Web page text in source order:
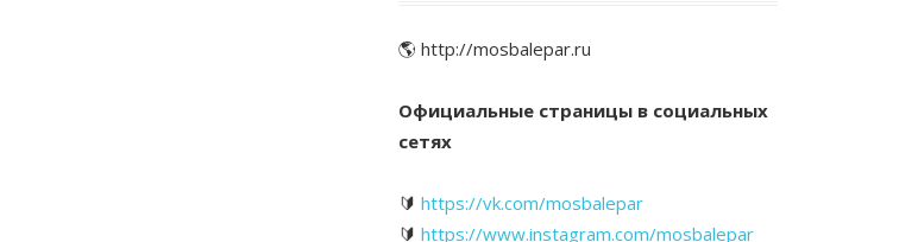
🌎 http://mosbalepar.ru
Официальные страницы в социальных
сетях
🔰 https://vk.com/mosbalepar
🔰 https://www.instagram.com/mosbalepar